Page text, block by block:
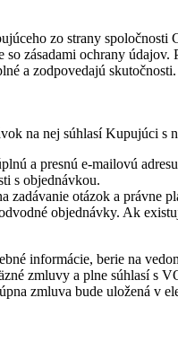
zo strany spoločnosti
so zásadami ochrany
a zodpovedajú
na nej súhlasí Kupujúci s
a presnú e-mailovú
s objednávkou.
otázok a právne
objednávky. Ak
informácie, berie na
zmluvy a plne súhlasí s
zmluva bude uložená